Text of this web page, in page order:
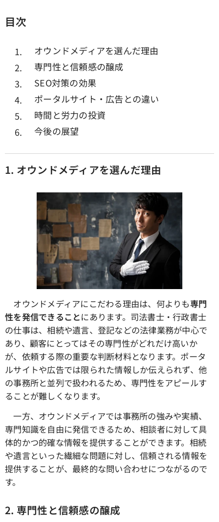
目次
オウンドメディアを選んだ理由
専門性と信頼感の醸成
SEO対策の効果
ポータルサイト・広告との違い
時間と労力の投資
今後の展望
1. オウンドメディアを選んだ理由
オウンドメディアにこだわる理由は、何よりも専門
性を発信できることにあります。司法書士・行政書士
の仕事は、相続や遺言、登記などの法律業務が中心で
あり、顧客にとってはその専門性がどれだけ高いか
が、依頼する際の重要な判断材料となります。ポータ
ルサイトや広告では限られた情報しか伝えられず、他
の事務所と並列で扱われるため、専門性をアピールす
ることが難しくなります。
一方、オウンドメディアでは事務所の強みや実績、
専門知識を自由に発信できるため、相談者に対して具
体的かつ的確な情報を提供することができます。相続
や遺言といった繊細な問題に対し、信頼される情報を
提供することが、最終的な問い合わせにつながるので
す。
2. 専門性と信頼感の醸成